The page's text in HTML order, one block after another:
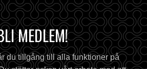
MEDLEM!
du tillgång till alla funktioner på